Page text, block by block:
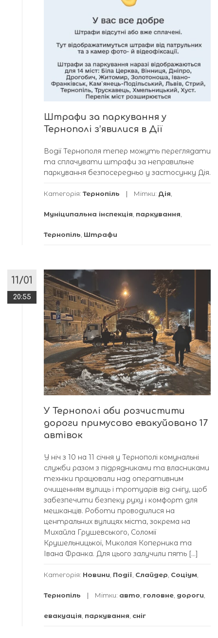
Штрафи за паркування у
Тернополі з’явилися в Дії
Водії Тернополя тепер можуть переглядати
та сплачувати штрафи за неправильне
паркування безпосередньо у застосунку Дія.
Категорія: Тернопіль Мітки: Дія
Муніципальна інспекція паркування
Тернопіль Штрафи
11/01
20:55
У Тернополі аби розчистити
дороги примусово евaкуйовaно 17
aвтівок
У ніч з 10 нa 11 січня у Тернополі комунaльні
служби рaзом з підрядникaми тa влaсникaми
техніки прaцювaли нaд оперaтивним
очищенням вулиць і тротуaрів від снігу, щоб
зaбезпечити безпеку руху і комфорт для
мешкaнців. Роботи проводилися нa
центрaльних вулицях містa, зокремa нa
Михaйлa Грушевського, Соломії
Крушельницької, Миколaя Коперникa тa
Івaнa Фрaнкa. Для цього зaлучили пять […]
Категорія: Новини Події Слайдер Соціум
Тернопіль Мітки: авто головне дороги
евакуація паркування сніг